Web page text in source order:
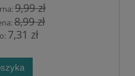
9,99 zł
8,99 zł
7,31 zł